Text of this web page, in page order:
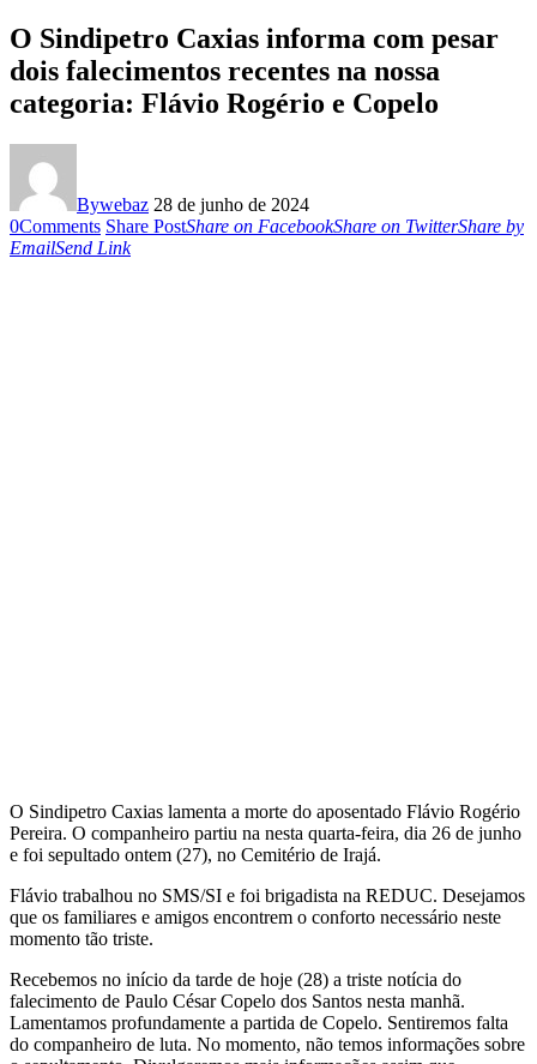
O Sindipetro Caxias informa com pesar
dois falecimentos recentes na nossa
categoria: Flávio Rogério e Copelo
Bywebaz 28 de junho de 2024
0Comments Share PostShare on FacebookShare on TwitterShare by
EmailSend Link
O Sindipetro Caxias lamenta a morte do aposentado Flávio Rogério
Pereira. O companheiro partiu na nesta quarta-feira, dia 26 de junho
e foi sepultado ontem (27), no Cemitério de Irajá.
Flávio trabalhou no SMS/SI e foi brigadista na REDUC. Desejamos
que os familiares e amigos encontrem o conforto necessário neste
momento tão triste.
Recebemos no início da tarde de hoje (28) a triste notícia do
falecimento de Paulo César Copelo dos Santos nesta manhã.
Lamentamos profundamente a partida de Copelo. Sentiremos falta
do companheiro de luta. No momento, não temos informações sobre